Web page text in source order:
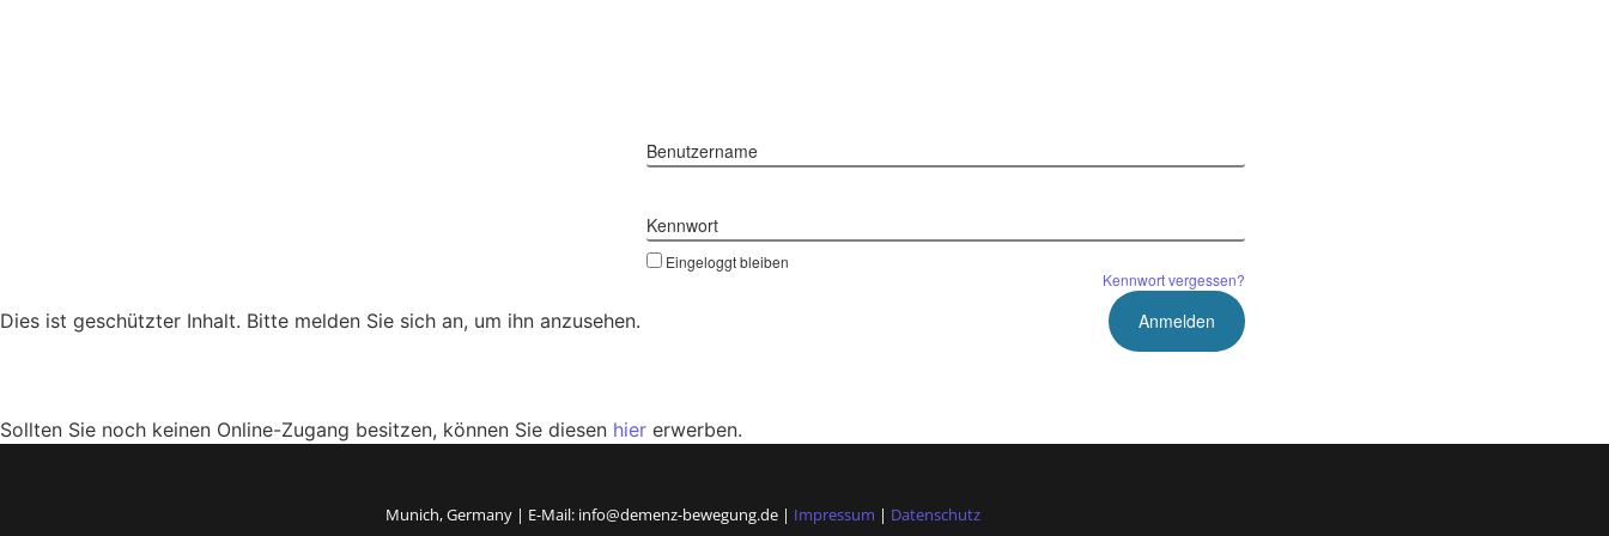
Dies ist geschützter Inhalt. Bitte melden Sie sich an, um ihn anzusehen.
Benutzername
Kennwort
Eingeloggt bleiben
Kennwort vergessen?
Sollten Sie noch keinen Online-Zugang besitzen, können Sie diesen hier erwerben.
Munich, Germany | E-Mail: info@demenz-bewegung.de | Impressum | Datenschutz